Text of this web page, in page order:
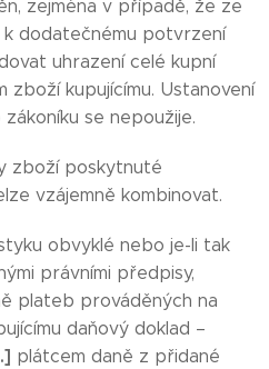
zejména v případě, že ze
dodatečnému potvrzení
uhrazení celé kupní
zboží kupujícímu. Ustanovení
zákoníku se nepoužije.
zboží poskytnuté
vzájemně kombinovat.
obvyklé nebo je-li tak
právními předpisy,
plateb prováděných na
daňový doklad –
plátcem daně z přidané